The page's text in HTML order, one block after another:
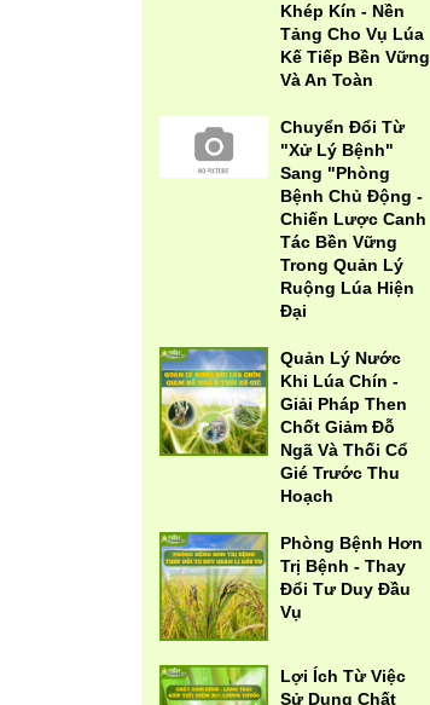
Khép Kín - Nền
Tảng Cho Vụ Lúa
Kế Tiếp Bền Vững
Và An Toàn
Chuyển Đổi Từ
"Xử Lý Bệnh"
Sang "Phòng
Bệnh Chủ Động -
Chiến Lược Canh
Tác Bền Vững
Trong Quản Lý
Ruộng Lúa Hiện
Đại
Quản Lý Nước
Khi Lúa Chín -
Giải Pháp Then
Chốt Giảm Đỗ
Ngã Và Thối Cổ
Gié Trước Thu
Hoạch
Phòng Bệnh Hơn
Trị Bệnh - Thay
Đổi Tư Duy Đầu
Vụ
Lợi Ích Từ Việc
Sử Dụng Chất